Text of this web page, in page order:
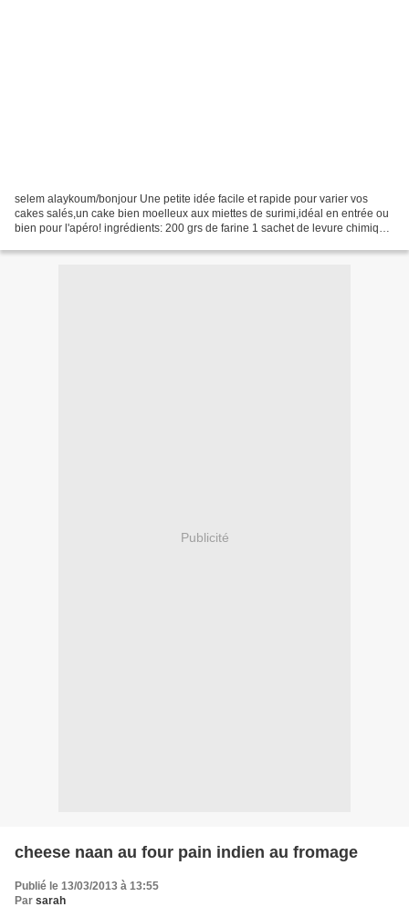
selem alaykoum/bonjour Une petite idée facile et rapide pour varier vos
cakes salés,un cake bien moelleux aux miettes de surimi,idéal en entrée ou
bien pour l'apéro! ingrédients: 200 grs de farine 1 sachet de levure chimique
Publicité
cheese naan au four pain indien au fromage
Publié le 13/03/2013 à 13:55
Par sarah